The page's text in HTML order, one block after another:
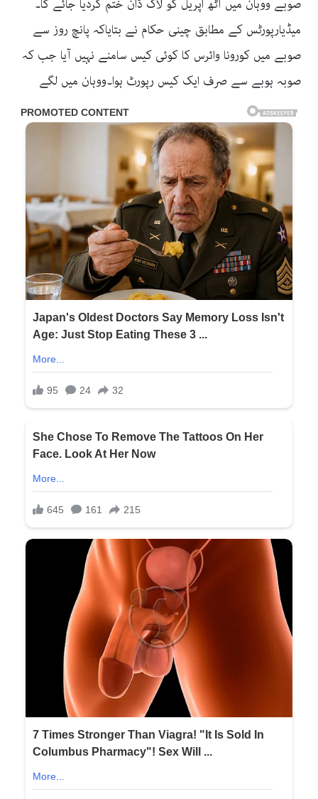
صوبے ووہان میں آٹھ اپریل کو لاک ڈان ختم کردیا جائے گا۔
میڈیارپورٹس کے مطابق چینی حکام نے بتایاکہ پانچ روز سے
صوبے میں کورونا وائرس کا کوئی کیس سامنے نہیں آیا جب کہ
صوبہ ہوبے سے صرف ایک کیس رپورٹ ہوا۔ووہان میں لگے